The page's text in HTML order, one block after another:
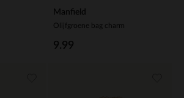
Manfield
Olijfgroene bag charm
9.99